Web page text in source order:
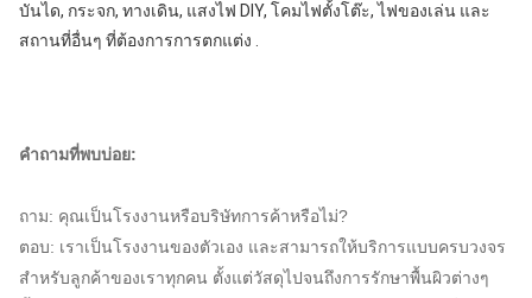
บันได, กระจก, ทางเดิน, แสงไฟ DIY, โคมไฟตั้งโต๊ะ, ไฟของเล่น และ
สถานที่อื่นๆ ที่ต้องการการตกแต่ง .
คำถามที่พบบ่อย:
ถาม: คุณเป็นโรงงานหรือบริษัทการค้าหรือไม่?
ตอบ: เราเป็นโรงงานของตัวเอง และสามารถให้บริการแบบครบวงจร
สำหรับลูกค้าของเราทุกคน ตั้งแต่วัสดุไปจนถึงการรักษาพื้นผิวต่างๆ